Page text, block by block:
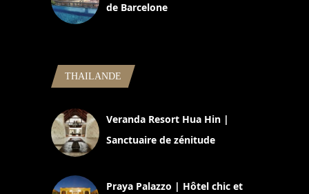
de Barcelone
THAILANDE
Veranda Resort Hua Hin |
Sanctuaire de zénitude
Praya Palazzo | Hôtel chic et